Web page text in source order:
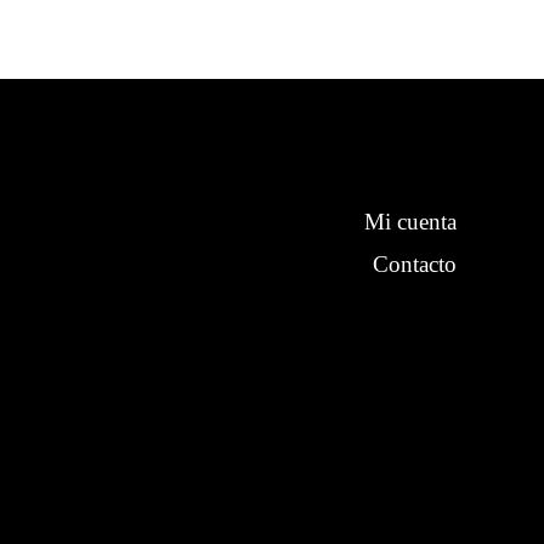
Mi cuenta
Contacto